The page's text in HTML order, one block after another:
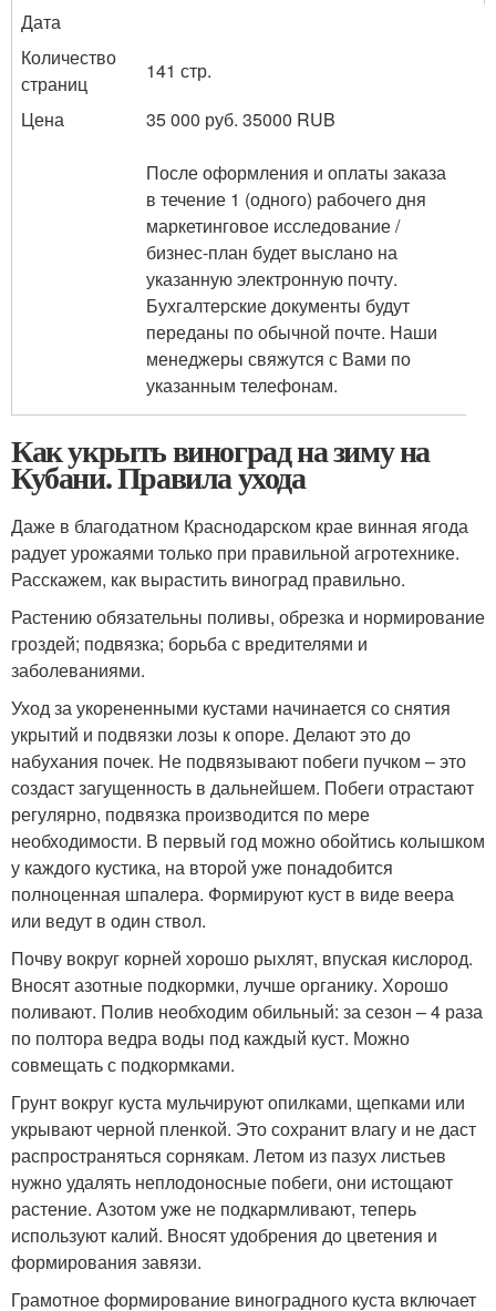
Дата
Количество
страниц
141 стр.
Цена
35 000 руб. 35000 RUB
После оформления и оплаты заказа
в течение 1 (одного) рабочего дня
маркетинговое исследование /
бизнес-план будет выслано на
указанную электронную почту.
Бухгалтерские документы будут
переданы по обычной почте. Наши
менеджеры свяжутся с Вами по
указанным телефонам.
Как укрыть виноград на зиму на
Кубани. Правила ухода
Даже в благодатном Краснодарском крае винная ягода
радует урожаями только при правильной агротехнике.
Расскажем, как вырастить виноград правильно.
Растению обязательны поливы, обрезка и нормирование
гроздей; подвязка; борьба с вредителями и
заболеваниями.
Уход за укорененными кустами начинается со снятия
укрытий и подвязки лозы к опоре. Делают это до
набухания почек. Не подвязывают побеги пучком – это
создаст загущенность в дальнейшем. Побеги отрастают
регулярно, подвязка производится по мере
необходимости. В первый год можно обойтись колышком
у каждого кустика, на второй уже понадобится
полноценная шпалера. Формируют куст в виде веера
или ведут в один ствол.
Почву вокруг корней хорошо рыхлят, впуская кислород.
Вносят азотные подкормки, лучше органику. Хорошо
поливают. Полив необходим обильный: за сезон – 4 раза
по полтора ведра воды под каждый куст. Можно
совмещать с подкормками.
Грунт вокруг куста мульчируют опилками, щепками или
укрывают черной пленкой. Это сохранит влагу и не даст
распространяться сорнякам. Летом из пазух листьев
нужно удалять неплодоносные побеги, они истощают
растение. Азотом уже не подкармливают, теперь
используют калий. Вносят удобрения до цветения и
формирования завязи.
Грамотное формирование виноградного куста включает